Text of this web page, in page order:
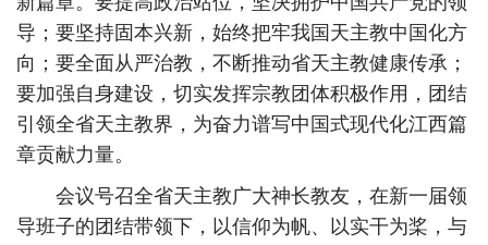
导；要坚持固本兴新，始终把牢我国天主教中国化方
向；要全面从严治教，不断推动省天主教健康传承；
要加强自身建设，切实发挥宗教团体积极作用，团结
引领全省天主教界，为奋力谱写中国式现代化江西篇
章贡献力量。
会议号召全省天主教广大神长教友，在新一届领
导班子的团结带领下，以信仰为帆、以实干为桨，与